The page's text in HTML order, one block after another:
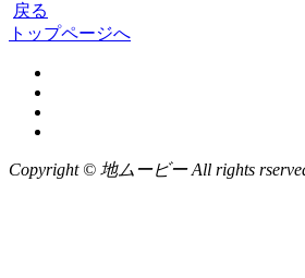
戻る
トップページへ
Copyright © 地ムービー All rights